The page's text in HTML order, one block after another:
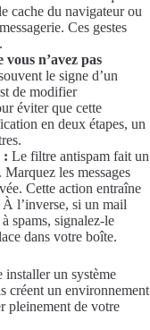
cache du navigateur ou
Ces gestes
n’avez pas
le signe d’un
de modifier
éviter que cette
en deux étapes, un
: Le filtre antispam fait un
les messages
Cette action entraîne
l’inverse, si un mail
spams, signalez-le
dans votre boîte.
installer un système
créent un environnement
pleinement de votre